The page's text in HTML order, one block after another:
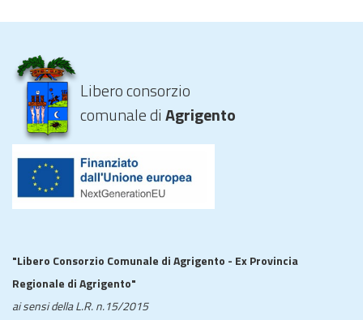
Libero consorzio
comunale diAgrigento
"Libero Consorzio Comunale di Agrigento - Ex Provincia
Regionale di Agrigento"
ai sensi della L.R. n.15/2015